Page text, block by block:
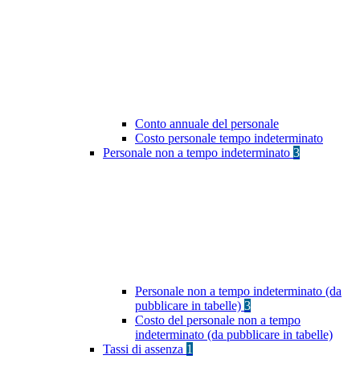
Conto annuale del personale
Costo personale tempo indeterminato
Personale non a tempo indeterminato 3
Personale non a tempo indeterminato (da
pubblicare in tabelle) 3
Costo del personale non a tempo
indeterminato (da pubblicare in tabelle)
Tassi di assenza 1